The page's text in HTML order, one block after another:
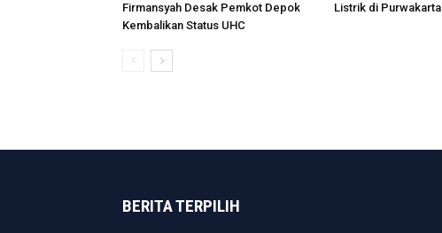
Firmansyah Desak Pemkot Depok
Kembalikan Status UHC
Listrik di Purwakarta
BERITA TERPILIH